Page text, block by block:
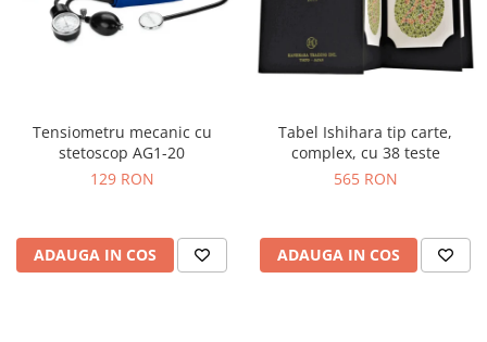
Tensiometru mecanic cu
stetoscop AG1-20
129 RON
ADAUGA IN COS
Tabel Ishihara tip carte,
complex, cu 38 teste
565 RON
ADAUGA IN COS